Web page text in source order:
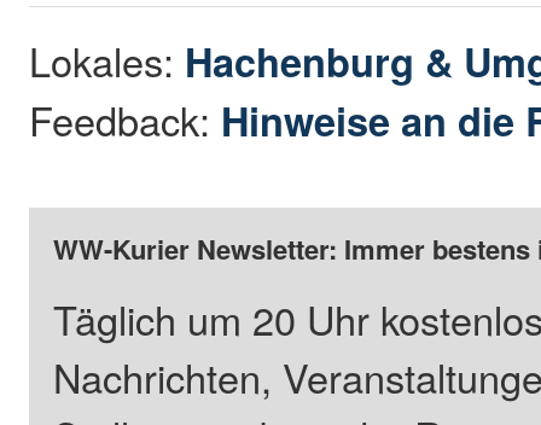
Lokales: Hachenburg &
Feedback: Hinweise an die
WW-Kurier Newsletter: Immer
Täglich um 20 Uhr
Nachrichten,